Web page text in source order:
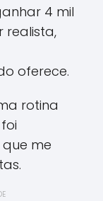
4 mil
realista,
oferece.
rotina
me